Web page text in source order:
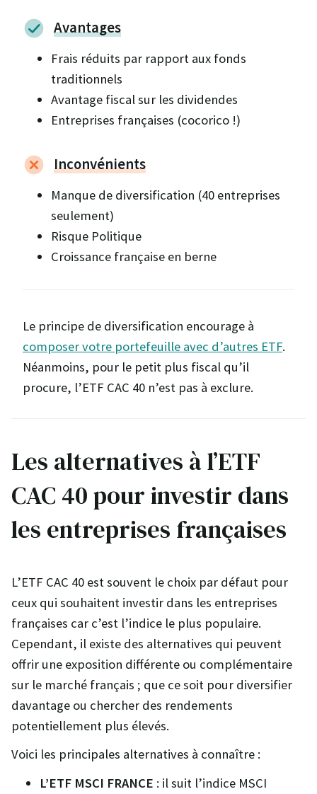
Avantages
Frais réduits par rapport aux fonds
traditionnels
Avantage fiscal sur les dividendes
Entreprises françaises (cocorico !)
Inconvénients
Manque de diversification (40 entreprises
seulement)
Risque Politique
Croissance française en berne
Le principe de diversification encourage à
composer votre portefeuille avec d’autres ETF.
Néanmoins, pour le petit plus fiscal qu’il
procure, l’ETF CAC 40 n’est pas à exclure.
Les alternatives à l’ETF
CAC 40 pour investir dans
les entreprises françaises
L’ETF CAC 40 est souvent le choix par défaut pour
ceux qui souhaitent investir dans les entreprises
françaises car c’est l’indice le plus populaire.
Cependant, il existe des alternatives qui peuvent
offrir une exposition différente ou complémentaire
sur le marché français ; que ce soit pour diversifier
davantage ou chercher des rendements
potentiellement plus élevés.
Voici les principales alternatives à connaître :
L’ETF MSCI FRANCE : il suit l’indice MSCI